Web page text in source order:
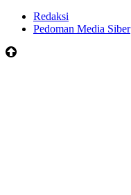
Redaksi
Pedoman Media Siber